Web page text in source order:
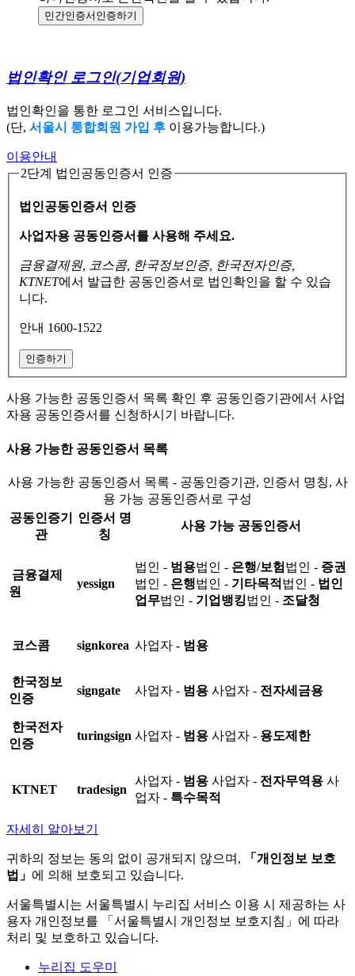
민간인증서 인증하기
법인확인 로그인(기업회원)
법인확인을 통한 로그인 서비스입니다.
(단, 서울시 통합회원 가입 후 이용가능합니다.)
이용안내
2단계 법인공동인증서 인증
법인공동인증서 인증
사업자용 공동인증서를 사용해 주세요.
금융결제원, 코스콤, 한국정보인증, 한국전자인증,
KTNET에서 발급한 공동인증서로 법인확인을 할 수 있습
니다.
안내 1600-1522
인증하기
사용 가능한 공동인증서 목록 확인 후 공동인증기관에서 사업
자용 공동인증서를 신청하시기 바랍니다.
사용 가능한 공동인증서 목록
사용 가능한 공동인증서 목록 - 공동인증기관, 인증서 명칭, 사
용 가능 공동인증서로 구성
공동인증기
관
인증서 명
칭
사용 가능 공동인증서
금융결제
원
yessign
법인 - 범용법인 - 은행/보험 법인 - 증권
법인 - 은행법인 - 기타목적 법인 - 법인
업무법인 - 기업뱅킹법인 - 조달청
코스콤 signkorea 사업자 - 범용
한국정보
인증
signgate 사업자 - 범용 사업자 - 전자세금용
한국전자
인증
turingsign 사업자 - 범용 사업자 - 용도제한
KTNET tradesign
사업자 - 범용 사업자 - 전자무역용 사
업자 - 특수목적
자세히 알아보기
귀하의 정보는 동의 없이 공개되지 않으며,
「개인정보 보호
법」 에 의해 보호되고 있습니다.
서울특별시는 서울특별시 누리집 서비스 이용 시 제공하는 사
용자 개인정보를 「서울특별시 개인정보 보호지침」에 따라
처리 및 보호하고 있습니다.
누리집 도우미